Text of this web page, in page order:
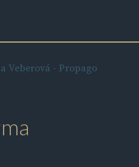
Veberová - Propago